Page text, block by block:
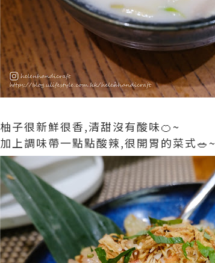
柚子很新鮮很香,清甜沒有酸味🍊~
加上調味帶一點點酸辣,很開胃的菜式🥗~